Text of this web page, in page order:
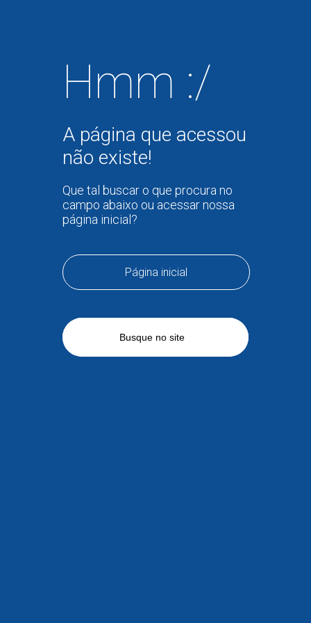
Hmm :/
A página que acessou
não existe!
Que tal buscar o que procura no
campo abaixo ou acessar nossa
página inicial?
Página inicial